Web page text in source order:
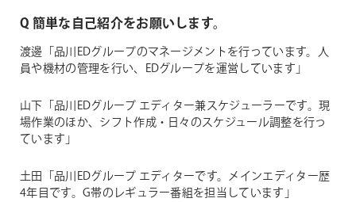
Q 簡単な自己紹介をお願いします。
渡邊「品川EDグループのマネージメントを行っています。人
員や機材の管理を行い、EDグループを運営しています」
山下「品川EDグループ エディター兼スケジューラーです。現
場作業のほか、シフト作成・日々のスケジュール調整を行っ
ています」
土田「品川EDグループ エディターです。メインエディター歴
4年目です。G帯のレギュラー番組を担当しています」